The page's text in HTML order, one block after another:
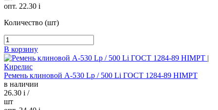
опт. 22.30 i
Количество (шт)
В корзину
Ремень клиновой А-530 Lp / 500 Li ГОСТ 1284-89 HIMPT
в наличии
26.30 i /
шт